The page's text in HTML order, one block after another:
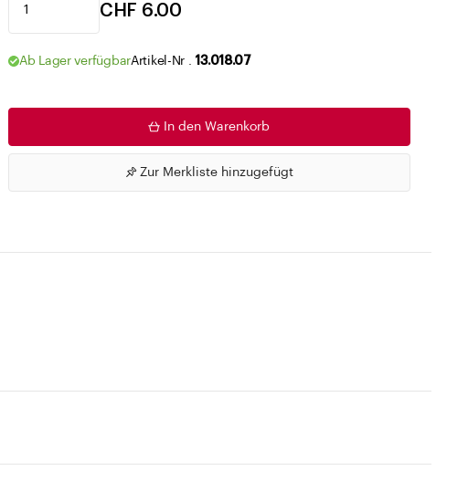
CHF 6.00
Ab Lager verfügbarArtikel-Nr . 13.018.07
In den Warenkorb
Zur Merkliste hinzugefügt